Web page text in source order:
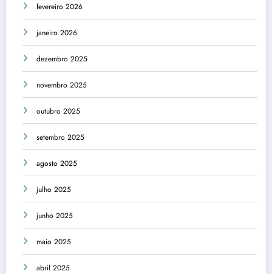
fevereiro 2026
janeiro 2026
dezembro 2025
novembro 2025
outubro 2025
setembro 2025
agosto 2025
julho 2025
junho 2025
maio 2025
abril 2025